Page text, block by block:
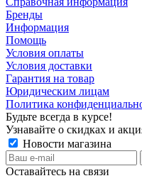
Бренды
Информация
Помощь
Условия оплаты
Условия доставки
Гарантия на товар
Юридическим лицам
Политика
Будьте всегда в курсе!
Узнавайте о скидках и
Новости магазина
Оставайтесь на связи